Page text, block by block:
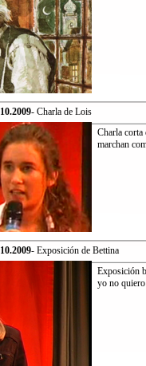
- Charla de Lois
Charla corta
marchan
- Exposición de Bettina
Exposición
yo no